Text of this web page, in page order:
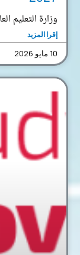
وزارة التعليم
إقرا المزيد
10 مايو 2026